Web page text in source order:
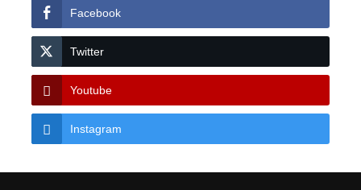
Facebook
Twitter
Youtube
Instagram